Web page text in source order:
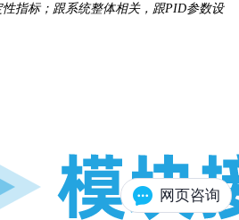
指标；跟系统整体相关，跟PID参数设